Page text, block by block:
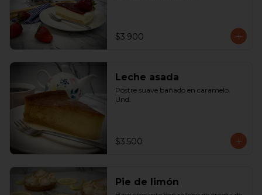
$3.900
Leche asada
Postre suave bañado en caramelo.
Und.
$3.500
Pie de limón